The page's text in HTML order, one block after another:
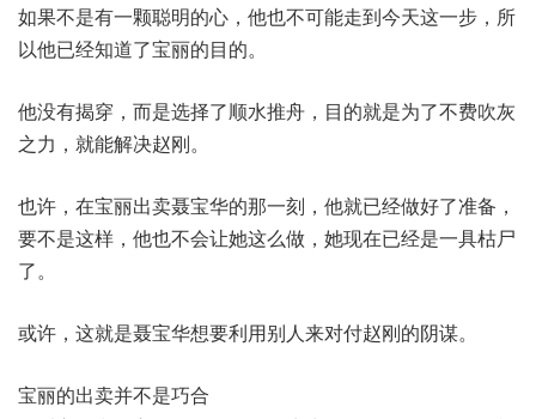
如果不是有一颗聪明的心，他也不可能走到今天这一步，所
以他已经知道了宝丽的目的。
他没有揭穿，而是选择了顺水推舟，目的就是为了不费吹灰
之力，就能解决赵刚。
也许，在宝丽出卖聂宝华的那一刻，他就已经做好了准备，
要不是这样，他也不会让她这么做，她现在已经是一具枯尸
了。
或许，这就是聂宝华想要利用别人来对付赵刚的阴谋。
宝丽的出卖并不是巧合